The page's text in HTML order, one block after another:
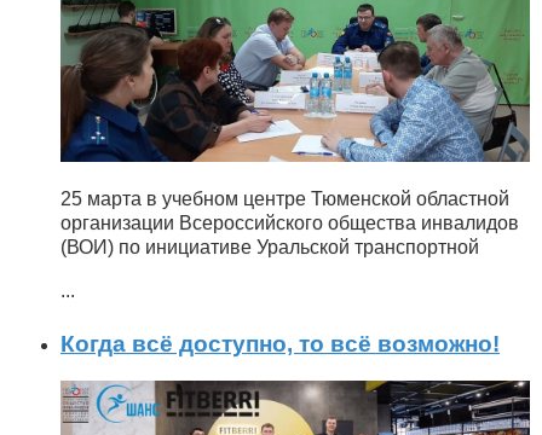
25 марта в учебном центре Тюменской областной
организации Всероссийского общества инвалидов
(ВОИ) по инициативе Уральской транспортной
...
Когда всё доступно, то всё возможно!